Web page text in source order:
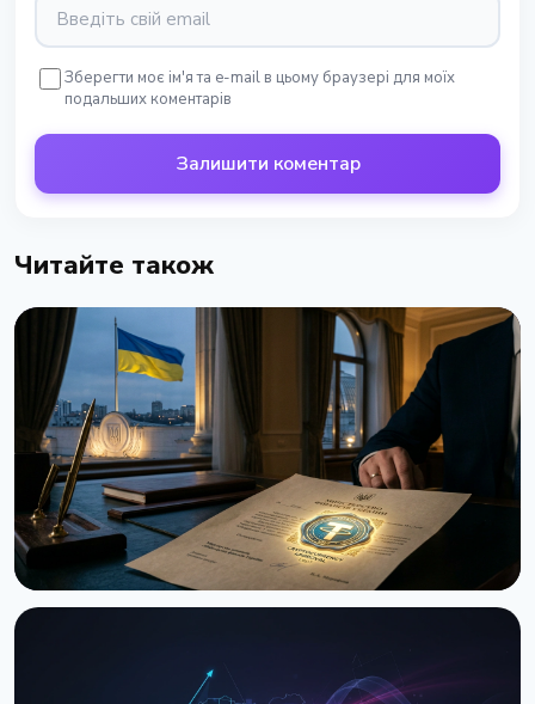
Зберегти моє ім'я та e-mail в цьому браузері для моїх
подальших коментарів
Залишити коментар
Читайте також
Україна вперше передала вилучену крипту в
управління ARMA: $8.3 млн USDT